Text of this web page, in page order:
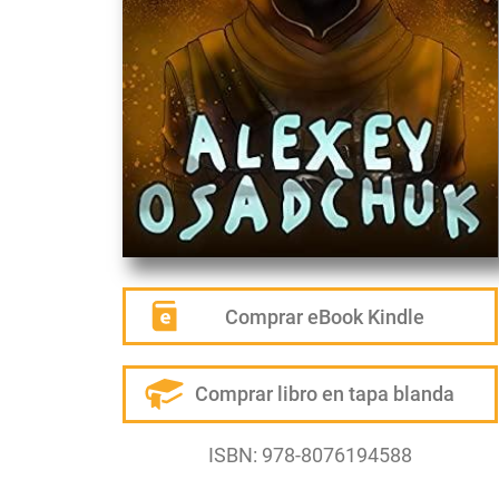
Comprar eBook Kindle
Comprar libro en tapa blanda
ISBN: 978-8076194588